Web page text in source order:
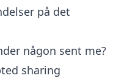
på det
någon sent me?
sharing